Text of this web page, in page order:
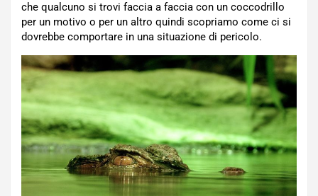
che qualcuno si trovi faccia a faccia con un coccodrillo
per un motivo o per un altro quindi scopriamo come ci si
dovrebbe comportare in una situazione di pericolo.